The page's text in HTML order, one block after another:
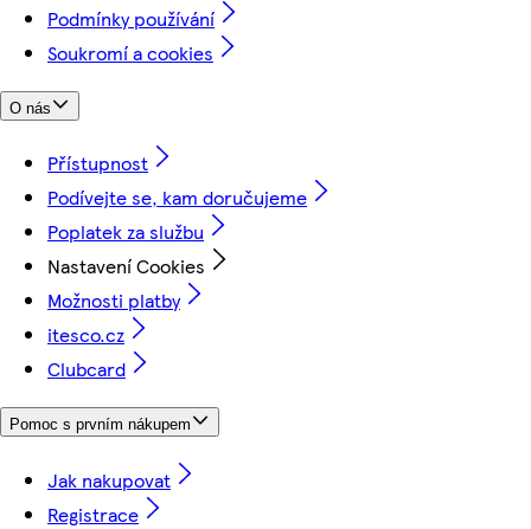
Podmínky používání
Soukromí a cookies
O nás
Přístupnost
Podívejte se, kam doručujeme
Poplatek za službu
Nastavení Cookies
Možnosti platby
itesco.cz
Clubcard
Pomoc s prvním nákupem
Jak nakupovat
Registrace